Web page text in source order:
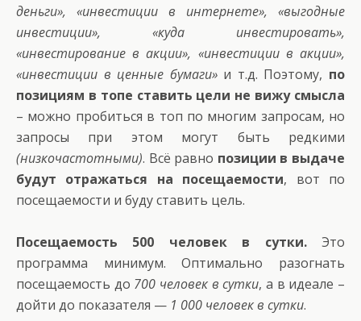
деньги», «инвестиции в интернете», «выгодные
инвестиции», «куда инвестировать»,
«инвестирование в акции», «инвестиции в акции»,
«инвестиции в ценные бумаги»и т.д. Поэтому, по
позициям в топе ставить цели не вижу смысла
– можно пробиться в топ по многим запросам, но
запросы при этом могут быть редкими
(низкочастотными). Всё равно позиции в выдаче
будут отражаться на посещаемости, вот по
посещаемости и буду ставить цель.
Посещаемость 500 человек в сутки.Это
программа минимум. Оптимально разогнать
посещаемость до 700 человек в сутки, а в идеале –
дойти до показателя — 1 000 человек в сутки.